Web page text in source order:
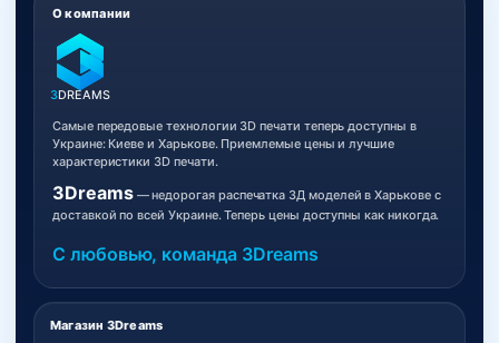
Магазин 3Dreams
О компании
3DREAMS
Самые передовые технологии 3D печати теперь доступны в
Украине: Киеве и Харькове. Приемлемые цены и лучшие
характеристики 3D печати.
3Dreams— недорогая распечатка 3Д моделей в Харькове с
доставкой по всей Украине. Теперь цены доступны как никогда.
С любовью, команда 3Dreams